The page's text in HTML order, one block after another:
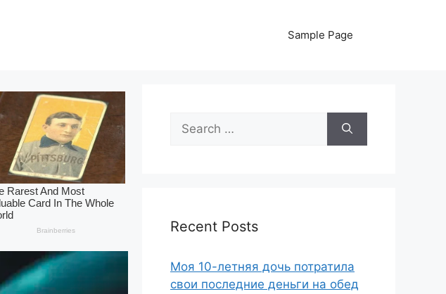
Sample Page
Search
for:
Recent Posts
Моя 10-летняя дочь потратила
свои последние деньги на обед